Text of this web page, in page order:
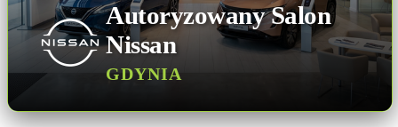
Autoryzowany Salon
Nissan
GDYNIA